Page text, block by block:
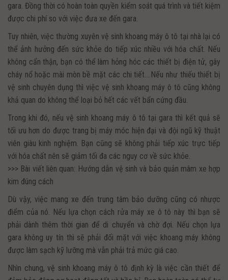
gara. Đồng thời có hoàn toàn quyền kiểm soát quá trình và tiết kiệm
được chi phí so với việc đưa xe đến gara.
Tuy nhiên, việc thường xuyên vệ sinh khoang máy ô tô tại nhà lại có
thể ảnh hưởng đến sức khỏe do tiếp xúc nhiều với hóa chất. Nếu
không cẩn thận, bạn có thể làm hỏng hóc các thiết bị điện tử, gây
cháy nổ hoặc mài mòn bề mặt các chi tiết….Nếu như thiếu thiết bị
vệ sinh chuyên dụng thì việc vệ sinh khoang máy ô tô cũng không
khả quan do không thể loại bỏ hết các vết bẩn cứng đầu.
Trong khi đó, nếu vệ sinh khoang máy ô tô tại gara thì kết quả sẽ
tối ưu hơn do được trang bị máy móc hiện đại và đội ngũ kỹ thuật
viên giàu kinh nghiệm. Bạn cũng sẽ không phải tiếp xúc trực tiếp
với hóa chất nên sẽ giảm tối đa các nguy cơ về sức khỏe.
>>> Bài viết liên quan: Hướng dẫn vệ sinh và bảo quản mâm xe hợp
kim đúng cách
Dù vậy, việc mang xe đến trung tâm bảo dưỡng cũng có nhược
điểm của nó. Nếu lựa chọn cách rửa máy xe ô tô này thì bạn sẽ
phải dành thêm thời gian để di chuyển và chờ đợi. Nếu chọn lựa
gara không uy tín thì sẽ phải đối mặt với việc khoang máy không
được làm sạch kỹ lưỡng mà vẫn phải trả mức giá cao.
Nhìn chung, vệ sinh khoang máy ô tô định kỳ là việc cần thiết để